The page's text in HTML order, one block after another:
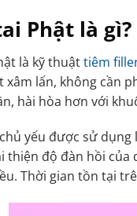
Phật là gì?
là kỹ thuậttiêm
xâm lấn, không cần
hài hòa hơn với
yếu được sử dụng
thiện độ đàn hồi
Thời gian tồn tại